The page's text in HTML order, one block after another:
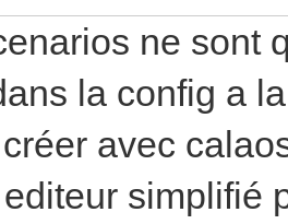
ne sont
la config a
avec
simplifié